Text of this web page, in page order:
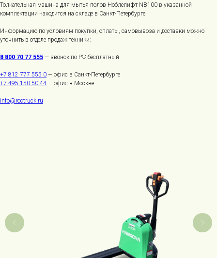
Толкательная машина для мытья полов Ноблелифт NB100 в указанной
комплектации находится на складе в Санкт-Петербурге.
Информацию по условиям покупки, оплаты, самовывоза и доставки можно
уточнить в отделе продаж техники:
8 800 70 77 555 — звонок по РФ бесплатный
+7 812 777 555 0 — офис в Санкт-Петербурге
+7 495 150 50 44 — офис в Москве
info@roctruck.ru